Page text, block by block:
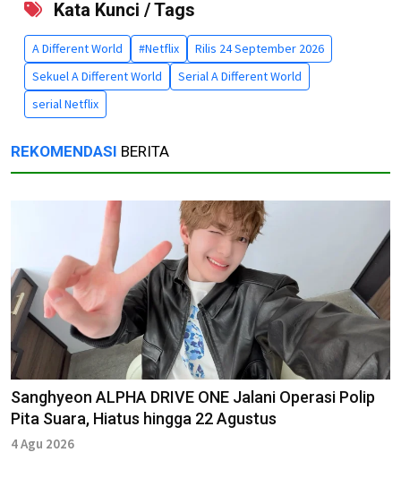
Kata Kunci / Tags
A Different World #Netflix
Rilis 24 September 2026
Sekuel A Different World
Serial A Different World
serial Netflix
REKOMENDASI BERITA
Sanghyeon ALPHA DRIVE ONE Jalani Operasi Polip
Pita Suara, Hiatus hingga 22 Agustus
4 Agu 2026